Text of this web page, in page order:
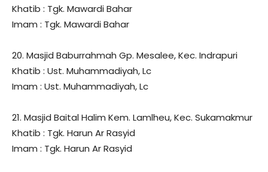
Khatib : Tgk. Mawardi Bahar
Imam : Tgk. Mawardi Bahar
20. Masjid Baburrahmah Gp. Mesalee, Kec. Indrapuri
Khatib : Ust. Muhammadiyah, Lc
Imam : Ust. Muhammadiyah, Lc
21. Masjid Baital Halim Kem. Lamlheu, Kec. Sukamakmur
Khatib : Tgk. Harun Ar Rasyid
Imam : Tgk. Harun Ar Rasyid